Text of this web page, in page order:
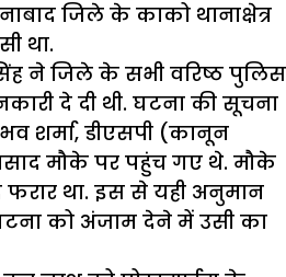
जिले के काको थानाक्षेत्र
था.
ने जिले के सभी वरिष्ठ पुलिस
दे दी थी. घटना की सूचना
शर्मा, डीएसपी (कानून
मौके पर पहुंच गए थे. मौके
था. इस से यही अनुमान
को अंजाम देने में उसी का